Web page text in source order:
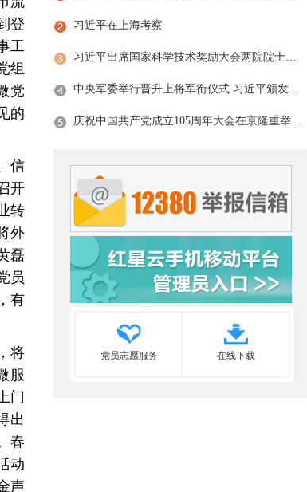
登
工
组
党
的
信
开
转
外
磊
员
有
将
服
门
出
春
动
声
习近平在上海考察
习近平出席国家科学技术奖励大会两院院士大会中国科协第十一次全国代表大会并发表重要讲话
中央军委举行晋升上将军衔仪式 习近平颁发命令状并向晋衔的军官表示祝贺
庆祝中国共产党成立105周年大会在京隆重举行 习近平发表重要讲话
党员志愿服务 在线下载